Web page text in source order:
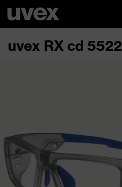
uvex RX cd 5522